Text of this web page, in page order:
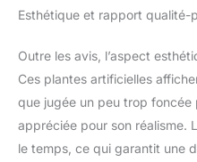
Esthétique et rapport qualité-
Outre les avis, l’aspect
Ces plantes artificielles
que jugée un peu trop
appréciée pour son réalisme.
le temps, ce qui garantit une